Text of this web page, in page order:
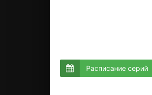
Расписание серий